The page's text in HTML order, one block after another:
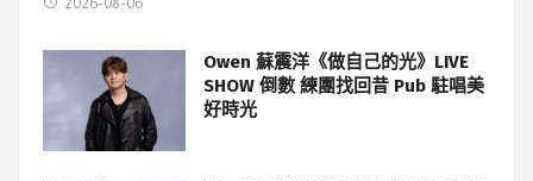
Owen 蘇震洋《做自己的光》LIVE
SHOW 倒數 練團找回昔 Pub 駐唱美
好時光